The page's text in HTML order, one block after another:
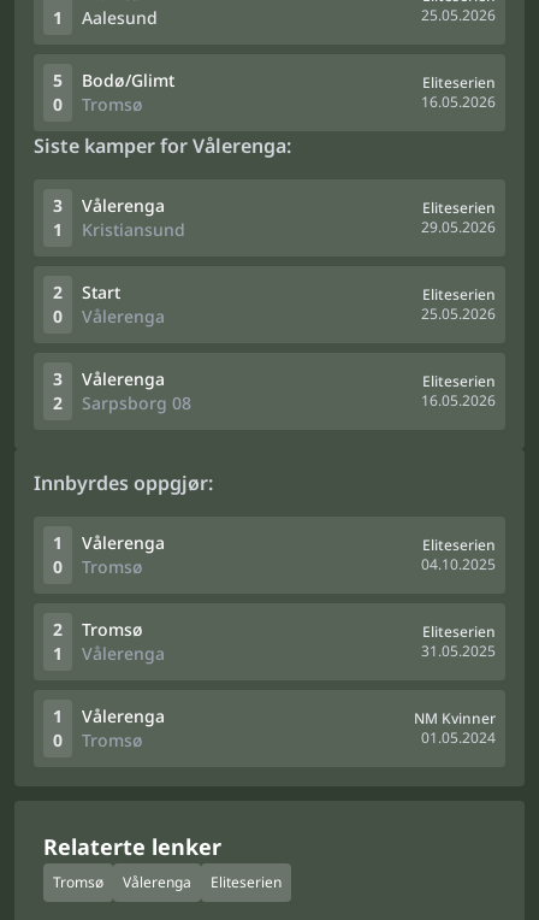
1
Aalesund
25.05.2026
5
0
Bodø/Glimt
Tromsø
Eliteserien
16.05.2026
Siste kamper for Vålerenga:
3
1
Vålerenga
Kristiansund
Eliteserien
29.05.2026
2
0
Start
Vålerenga
Eliteserien
25.05.2026
3
2
Vålerenga
Sarpsborg 08
Eliteserien
16.05.2026
Innbyrdes oppgjør:
1
0
Vålerenga
Tromsø
Eliteserien
04.10.2025
2
1
Tromsø
Vålerenga
Eliteserien
31.05.2025
1
0
Vålerenga
Tromsø
NM Kvinner
01.05.2024
Relaterte lenker
Tromsø Vålerenga Eliteserien